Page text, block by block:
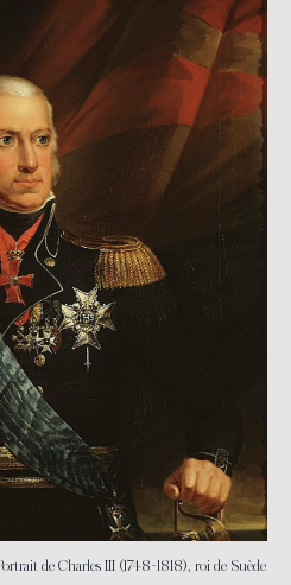
de Charles III (1748-1818), roi de Suède